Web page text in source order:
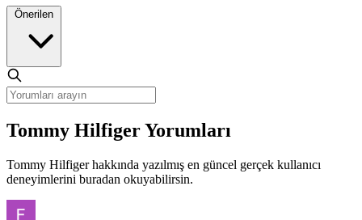
Tommy Hilfiger Yorumları
Tommy Hilfiger hakkında yazılmış en güncel gerçek kullanıcı
deneyimlerini buradan okuyabilirsin.